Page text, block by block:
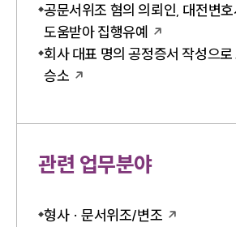
공문서위조 혐의 의뢰인, 대전변
도움받아 집행유예
회사 대표 명의 공정증서 작성으로
승소
관련 업무분야
형사 · 문서위조/변조